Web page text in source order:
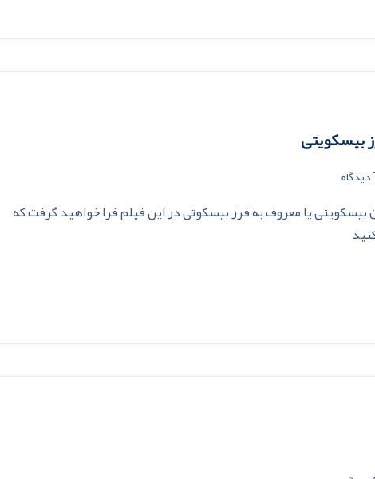
بیسکویتی
بیسکویتی یا معروف به فرز بیسکوتی در این فیلم فرا خواهید گرفت که